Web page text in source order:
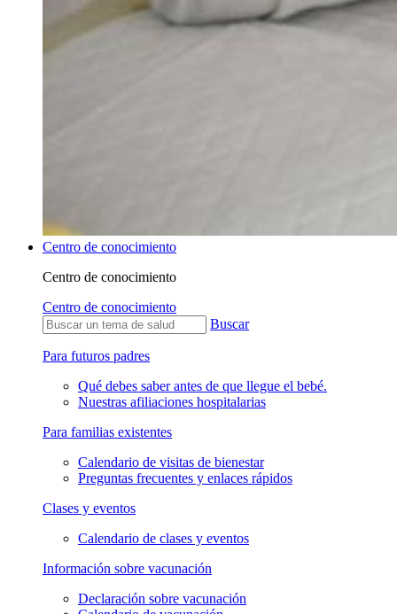
Centro de conocimiento
Centro de conocimiento
Centro de conocimiento
Buscar
Para futuros padres
Qué debes saber antes de que llegue el bebé.
Nuestras afiliaciones hospitalarias
Para familias existentes
Calendario de visitas de bienestar
Preguntas frecuentes y enlaces rápidos
Clases y eventos
Calendario de clases y eventos
Información sobre vacunación
Declaración sobre vacunación